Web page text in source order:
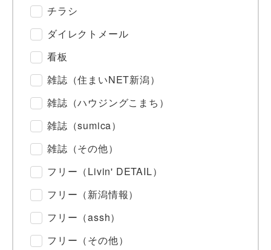
チラシ
ダイレクトメール
看板
雑誌（住まいNET新潟）
雑誌（ハウジングこまち）
雑誌（sumica）
雑誌（その他）
フリー（Livin' DETAIL）
フリー（新潟情報）
フリー（assh）
フリー（その他）